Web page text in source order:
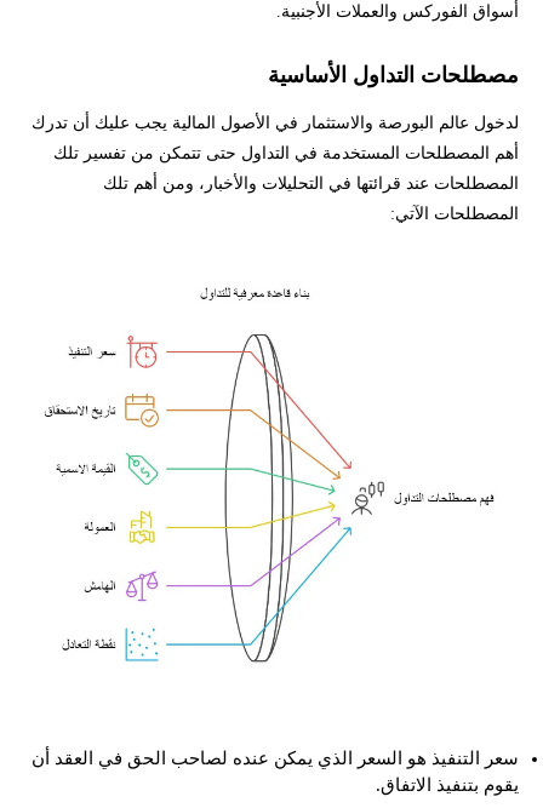
أسواق الفوركس والعملات الأجنبية.
مصطلحات التداول الأساسية
لدخول عالم البورصة والاستثمار في الأصول المالية يجب عليك أن تدرك
أهم المصطلحات المستخدمة في التداول حتى تتمكن من تفسير تلك
المصطلحات عند قرائتها في التحليلات والأخبار، ومن أهم تلك
المصطلحات الآتي:
سعر التنفيذ هو السعر الذي يمكن عنده لصاحب الحق في العقد أن
يقوم بتنفيذ الاتفاق.